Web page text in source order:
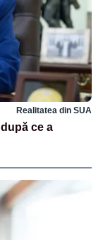
Realitatea din SUA
ce a